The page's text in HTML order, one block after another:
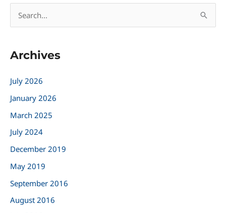
e
r
h
f
o
r
:
Archives
July 2026
January 2026
March 2025
July 2024
December 2019
May 2019
September 2016
August 2016